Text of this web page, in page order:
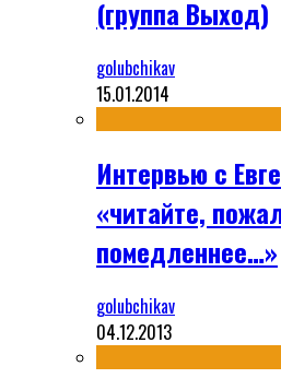
(группа Выход)
golubchikav
15.01.2014
Интервью с
«читайте,
помедленнее…»
golubchikav
04.12.2013